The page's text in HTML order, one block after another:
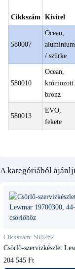
Cikkszám Kivitel
580007
Ocean,
alumínium
/ szürke
580010
Ocean,
krómozott
bronz
580013
EVO,
fekete
A kategóriából
Cikkszám: 580262
Csörlő-szervizkészlet
204 545 Ft